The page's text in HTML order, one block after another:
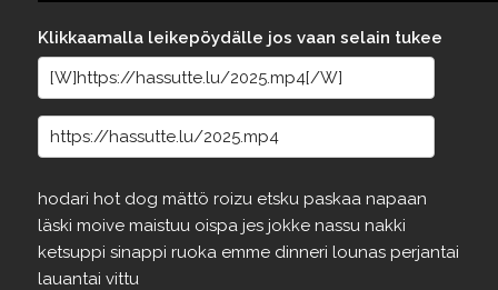
Klikkaamalla leikepöydälle jos vaan selain tukee
hodari hot dog mättö roizu etsku paskaa napaan
läski moive maistuu oispa jes jokke nassu nakki
ketsuppi sinappi ruoka emme dinneri lounas perjantai
lauantai vittu